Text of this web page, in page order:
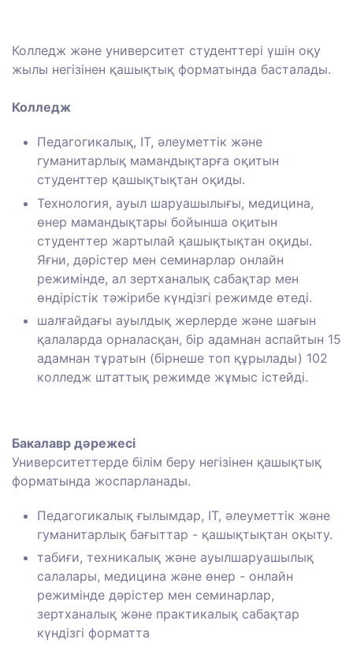
Колледж және университет студенттері үшін оқу
жылы негізінен қашықтық форматында басталады.
Колледж
Педагогикалық, IT, әлеуметтік және
гуманитарлық мамандықтарға оқитын
студенттер қашықтықтан оқиды.
Технология, ауыл шаруашылығы, медицина,
өнер мамандықтары бойынша оқитын
студенттер жартылай қашықтықтан оқиды.
Яғни, дәрістер мен семинарлар онлайн
режимінде, ал зертханалық сабақтар мен
өндірістік тәжірибе күндізгі режимде өтеді.
шалғайдағы ауылдық жерлерде және шағын
қалаларда орналасқан, бір адамнан аспайтын 15
адамнан тұратын (бірнеше топ құрылады) 102
колледж штаттық режимде жұмыс істейді.
Бакалавр дәрежесі
Университеттерде білім беру негізінен қашықтық
форматында жоспарланады.
Педагогикалық ғылымдар, IT, әлеуметтік және
гуманитарлық бағыттар - қашықтықтан оқыту.
табиғи, техникалық және ауылшаруашылық
салалары, медицина және өнер - онлайн
режимінде дәрістер мен семинарлар,
зертханалық және практикалық сабақтар
күндізгі форматта ⠀